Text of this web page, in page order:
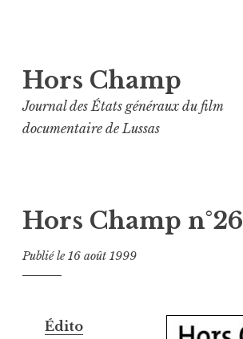
au
contenu
principal
Hors Champ
Journal des États généraux du film
documentaire de Lussas
Hors Champ n°26
Publié le16 août 1999
Édito